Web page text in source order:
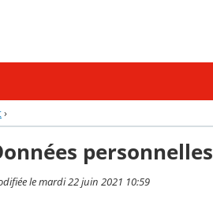
›
personnelles
le mardi 22 juin 2021 10:59